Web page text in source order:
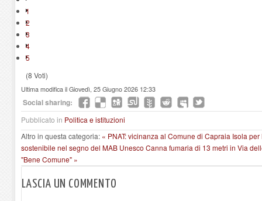
1
2
3
4
5
(8 Voti)
Ultima modifica il Giovedì, 25 Giugno 2026 12:33
Social sharing:
Pubblicato in Politica e istituzioni
Altro in questa categoria: « PNAT: vicinanza al Comune di Capraia Isola
sostenibile nel segno del MAB Unesco Canna fumaria di 13 metri in Via
"Bene Comune" »
LASCIA UN COMMENTO